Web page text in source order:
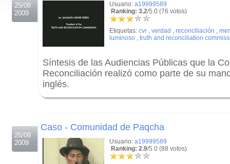
25/08
2009
Usuario: a19999589
Ranking: 3.2/5.0 (76 votos)
Etiquetas: cvr , verdad , reconciliación ,
luminoso , truth and reconciliation
Síntesis de las Audiencias Públicas que la
Reconciliación realizó como parte de su
inglés.
26/08
2009
Caso - Comunidad de Paqcha
Usuario: a19999589
Ranking: 2.9/5.0 (88 votos)